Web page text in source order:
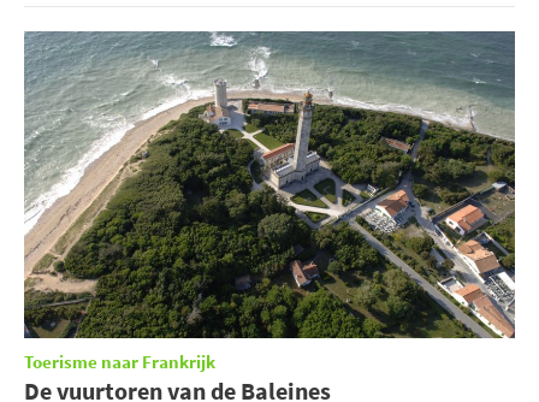
Toerisme naar Frankrijk
De vuurtoren van de Baleines